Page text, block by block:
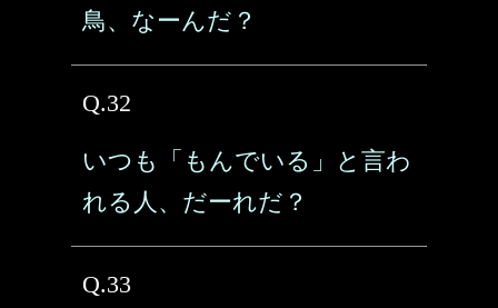
鳥、なーんだ？
Q.32
いつも「もんでいる」と言わ
れる人、だーれだ？
Q.33